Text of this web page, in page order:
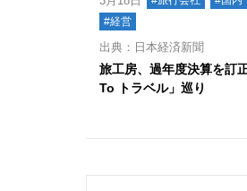
#経営
出典：日本経済新聞
旅工房、過年度決算を
To トラベル」巡り